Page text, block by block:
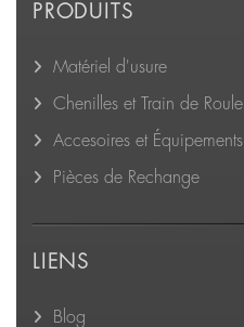
PRODUITS
Matériel d'usure
Chenilles et Train de
Accesoires et Équipements
Pièces de Rechange
LIENS
Blog